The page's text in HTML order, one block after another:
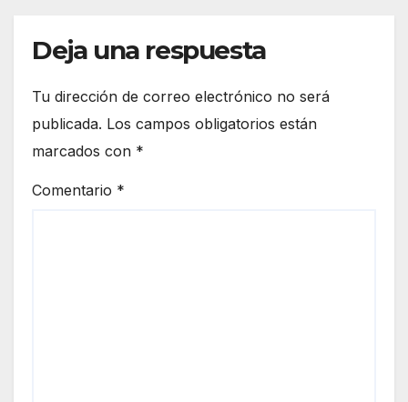
Deja una respuesta
Tu dirección de correo electrónico no será
publicada. Los campos obligatorios están
marcados con *
Comentario *